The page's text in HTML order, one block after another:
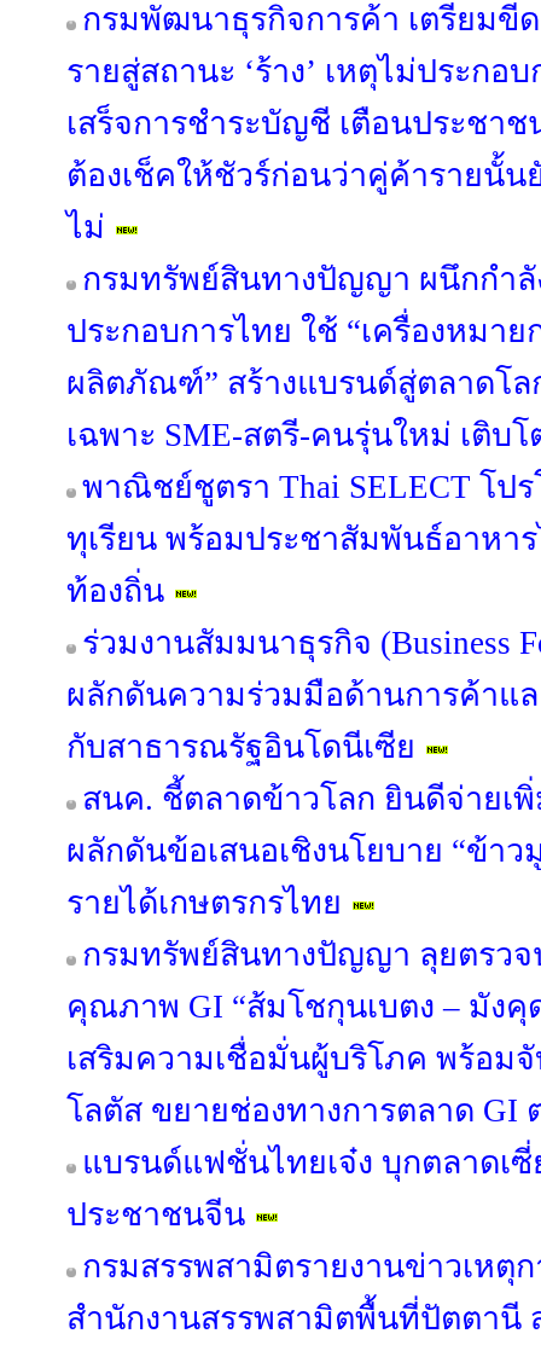
กรมพัฒนาธุรกิจการค้า เตรียม
รายสู่สถานะ ‘ร้าง’ เหตุไม่ประกอ
เสร็จการชำระบัญชี เตือนประชา
ต้องเช็คให้ชัวร์ก่อนว่าคู่ค้ารายนั้น
ไม่
กรมทรัพย์สินทางปัญญา ผนึกกำลั
ประกอบการไทย ใช้ “เครื่องหมา
ผลิตภัณฑ์” สร้างแบรนด์สู่ตลาดโ
เฉพาะ SME-สตรี-คนรุ่นใหม่ เติบ
พาณิชย์ชูตรา Thai SELECT โป
ทุเรียน พร้อมประชาสัมพันธ์อาหา
ท้องถิ่น
ร่วมงานสัมมนาธุรกิจ (Business
ผลักดันความร่วมมือด้านการค้าแ
กับสาธารณรัฐอินโดนีเซีย
สนค. ชี้ตลาดข้าวโลก ยินดีจ่ายเ
ผลักดันข้อเสนอเชิงนโยบาย “ข้าว
รายได้เกษตรกรไทย
กรมทรัพย์สินทางปัญญา ลุยตรวจ
คุณภาพ GI “ส้มโชกุนเบตง – มังคุ
เสริมความเชื่อมั่นผู้บริโภค พร้อม
โลตัส ขยายช่องทางการตลาด GI
แบรนด์แฟชั่นไทยเจ๋ง บุกตลาดเ
ประชาชนจีน
กรมสรรพสามิตรายงานข่าวเหตุ
สำนักงานสรรพสามิตพื้นที่ปัตตานี